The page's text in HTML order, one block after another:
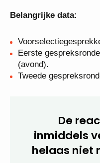
vragen, neem dan
Belangrijke data:
De